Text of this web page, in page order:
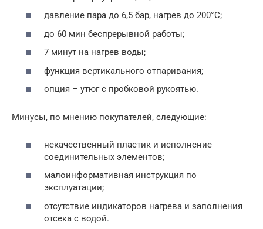
давление пара до 6,5 бар, нагрев до 200°С;
до 60 мин беспрерывной работы;
7 минут на нагрев воды;
функция вертикального отпаривания;
опция – утюг с пробковой рукоятью.
Минусы, по мнению покупателей, следующие:
некачественный пластик и исполнение
соединительных элементов;
малоинформативная инструкция по
эксплуатации;
отсутствие индикаторов нагрева и заполнения
отсека с водой.